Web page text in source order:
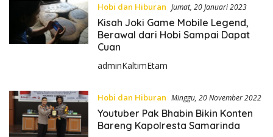
Hobi dan Hiburan Jumat, 20 Januari 2023
Kisah Joki Game Mobile Legend,
Berawal dari Hobi Sampai Dapat
Cuan
adminKaltimEtam
Hobi dan Hiburan Minggu, 20 November 2022
Youtuber Pak Bhabin Bikin Konten
Bareng Kapolresta Samarinda